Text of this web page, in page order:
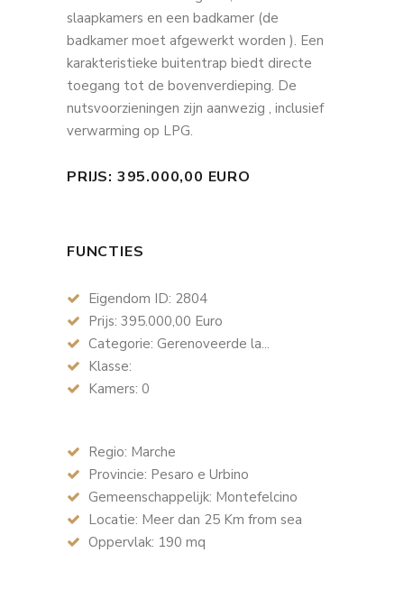
slaapkamers en een badkamer (de
badkamer moet afgewerkt worden ). Een
karakteristieke buitentrap biedt directe
toegang tot de bovenverdieping. De
nutsvoorzieningen zijn aanwezig , inclusief
verwarming op LPG.
PRIJS: 395.000,00 EURO
FUNCTIES
Eigendom ID: 2804
Prijs: 395.000,00 Euro
Categorie: Gerenoveerde la...
Klasse:
Kamers: 0
Regio: Marche
Provincie: Pesaro e Urbino
Gemeenschappelijk: Montefelcino
Locatie: Meer dan 25 Km from sea
Oppervlak: 190 mq